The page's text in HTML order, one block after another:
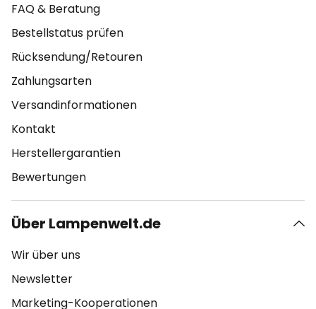
FAQ & Beratung
Bestellstatus prüfen
Rücksendung/Retouren
Zahlungsarten
Versandinformationen
Kontakt
Herstellergarantien
Bewertungen
Über Lampenwelt.de
Wir über uns
Newsletter
Marketing-Kooperationen